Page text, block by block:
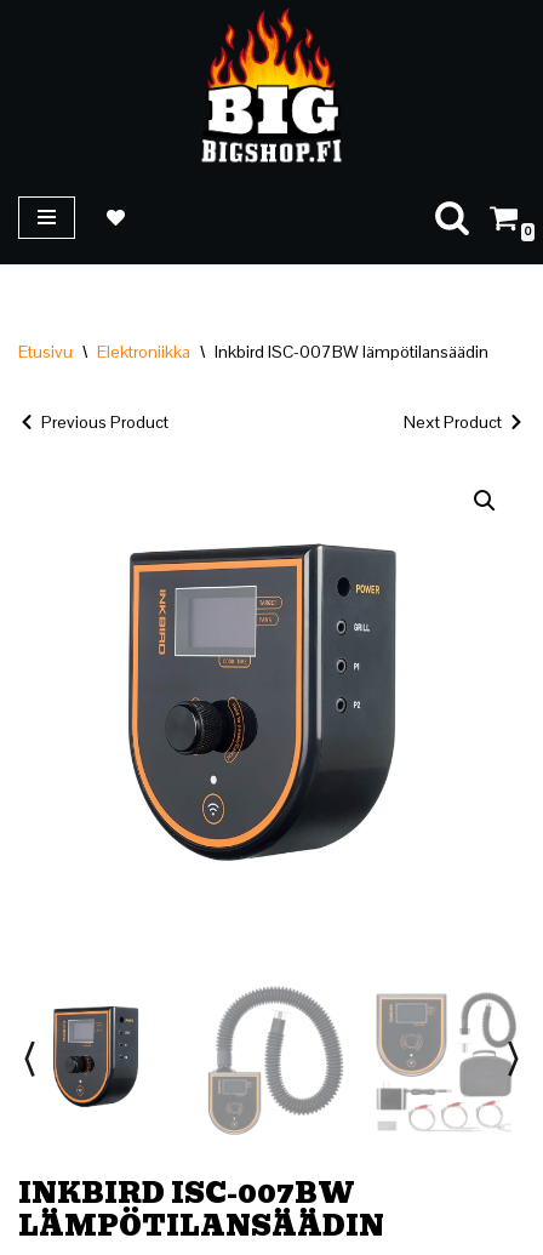
0
Etusivu \ Elektroniikka \ Inkbird ISC-007BW lämpötilansäädin
Previous Product Next Product
INKBIRD ISC-007BW
LÄMPÖTILANSÄÄDIN